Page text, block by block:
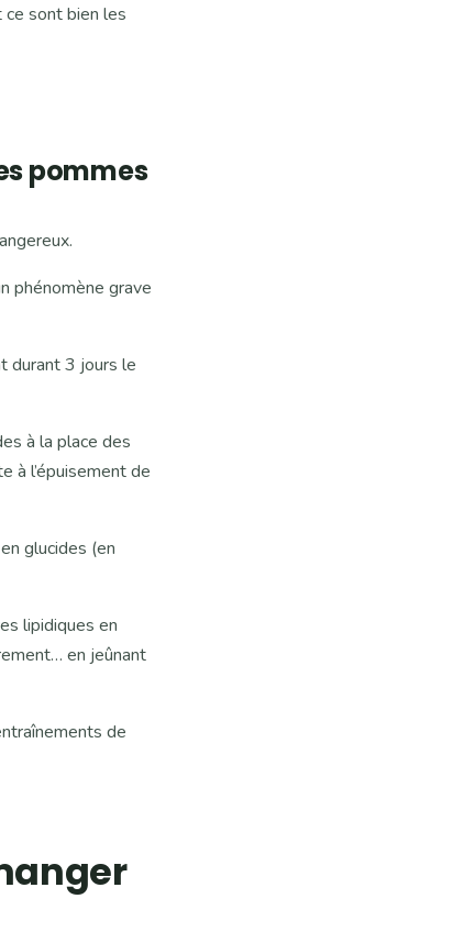
ce sont bien les
pommes
phénomène grave
durant 3 jours le
à la place des
à l’épuisement de
glucides (en
lipidiques en
en jeûnant
de